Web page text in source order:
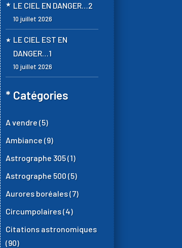
LE CIEL EN DANGER…2
10 juillet 2026
LE CIEL EST EN
DANGER…1
10 juillet 2026
* Catégories
A vendre(5)
Ambiance(9)
Astrographe 305(1)
Astrographe 500(5)
Aurores boréales(7)
Circumpolaires(4)
Citations astronomiques
(90)